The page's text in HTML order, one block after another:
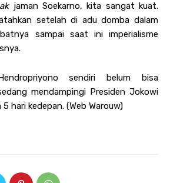
jaman Soekarno, kita sangat kuat.
setelah di adu domba dalam
sampai saat ini imperialisme
sendiri belum bisa
mendampingi Presiden Jokowi
hari kedepan. (Web Warouw)